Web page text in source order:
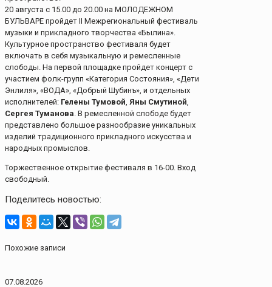
20 августа с 15.00 до 20.00 на МОЛОДЕЖНОМ
БУЛЬВАРЕ пройдет II Межрегиональный фестиваль
музыки и прикладного творчества «Былина».
Культурное пространство фестиваля будет
включать в себя музыкальную и ремесленные
слободы. На первой площадке пройдет концерт с
участием фолк-групп «Категория Состояния», «Дети
Энлиля», «ВОДА», «Добрый Шубинъ», и отдельных
исполнителей: Гелены Тумовой, Яны Смутиной,
Сергея Туманова. В ремесленной слободе будет
представлено большое разнообразие уникальных
изделий традиционного прикладного искусства и
народных промыслов.
Торжественное открытие фестиваля в 16-00. Вход
свободный.
Поделитесь новостью:
Похожие записи
07.08.2026